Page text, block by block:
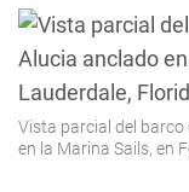
Vista parcial del
en la Marina Sails, en